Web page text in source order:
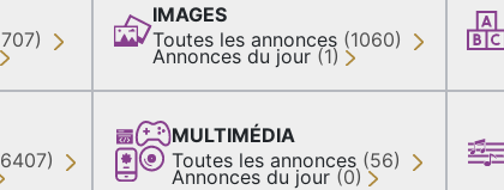
IMAGES
Toutes les annonces (1060)
Annonces du jour (1)
MULTIMÉDIA
Toutes les annonces (56)
Annonces du jour (0)